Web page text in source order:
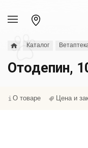
Каталог
Отодепин,
О товаре Цена и